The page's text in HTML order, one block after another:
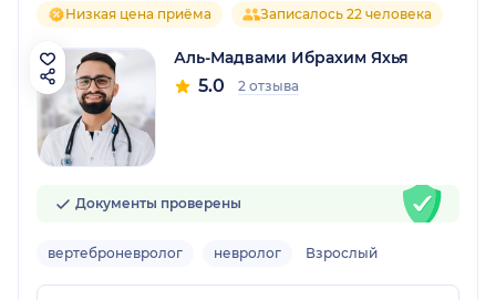
Низкая цена приёма Записалось 22 человека
Аль-Мадвами Ибрахим Яхья
5.0 2 отзыва
Документы проверены
вертеброневролог невролог Взрослый